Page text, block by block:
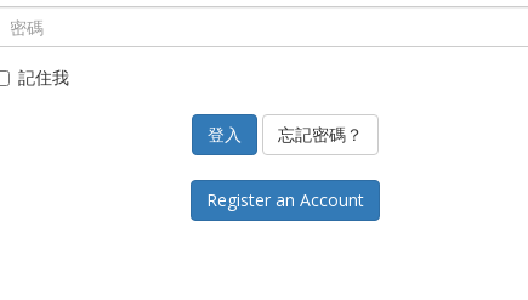
記住我
忘記密碼？
Register an Account